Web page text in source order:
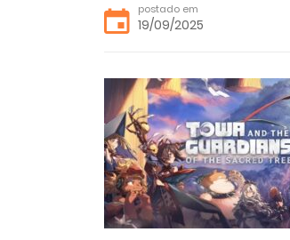
postado em
19/09/2025